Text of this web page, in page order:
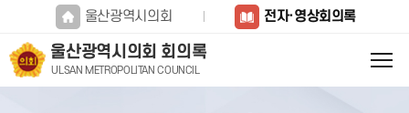
본문바로가기 울산광역시의회 전자·영상회의록
울산광역시의회 회의록
ULSAN METROPOLITAN COUNCIL